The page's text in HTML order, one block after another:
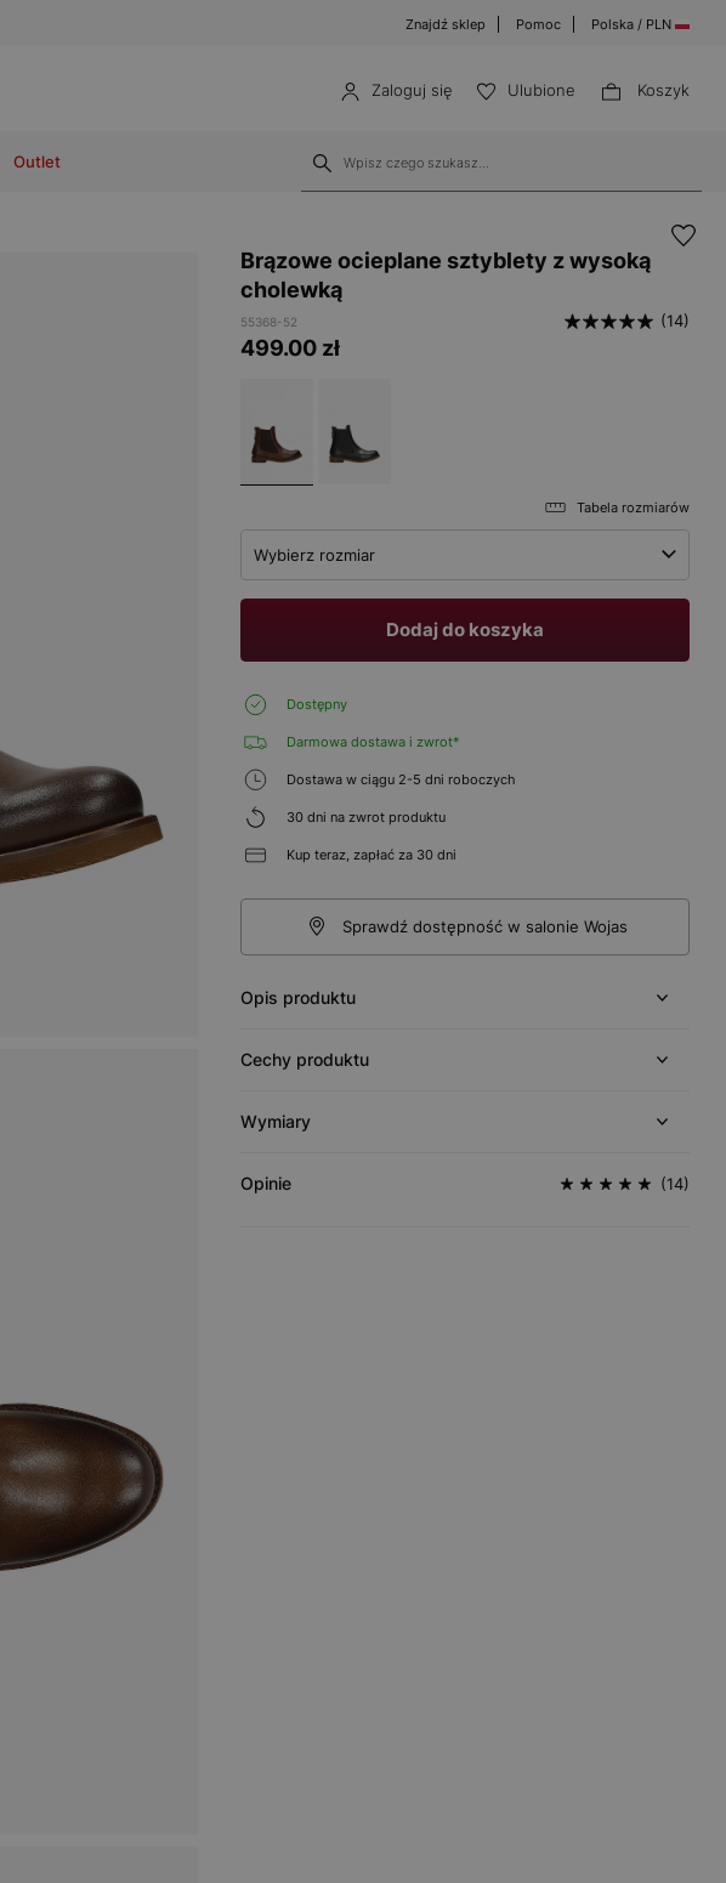
Znajdź sklep Pomoc Polska / PLN
Zaloguj się Ulubione Koszyk
Outlet
Brązowe ocieplane sztyblety z wysoką
cholewką
55368-52 (14)
499.00 zł
Tabela rozmiarów
Wybierz rozmiar
Dodaj do koszyka
Dostępny
Darmowa dostawa i zwrot*
Dostawa w ciągu 2-5 dni roboczych
30 dni na zwrot produktu
Kup teraz, zapłać za 30 dni
Sprawdź dostępność w salonie Wojas
Opis produktu
Cechy produktu
Wymiary
Opinie (14)